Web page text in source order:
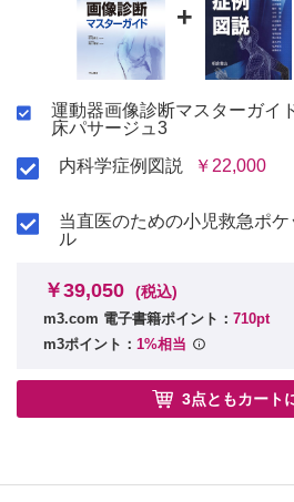
+
運動器画像診断マスターガイ
床パサージュ3
内科学症例図説 ￥22,000
当直医のための小児救急ポ
ル
￥39,050 (税込)
m3.com 電子書籍ポイント： 710pt
m3ポイント： 1%相当
3点ともカート